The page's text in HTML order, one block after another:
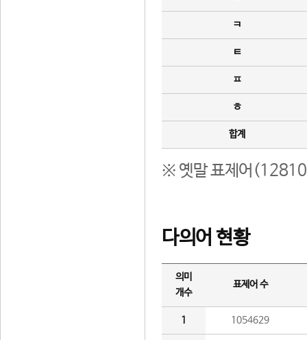
ㅋ
ㅌ
ㅍ
ㅎ
합계
※ 옛말 표제어(12810
다의어 현황
의미
개수
표제어 수
1 1054629